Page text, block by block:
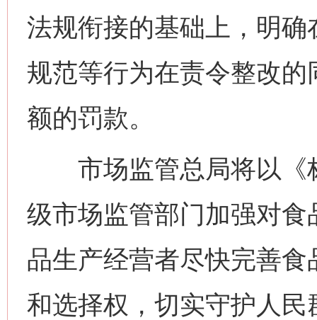
法规衔接的基础上，明
规范等行为在责令整改
额的罚款。
市场监管总局将以《
级市场监管部门加强对
品生产经营者尽快完善
和选择权，切实守护人民